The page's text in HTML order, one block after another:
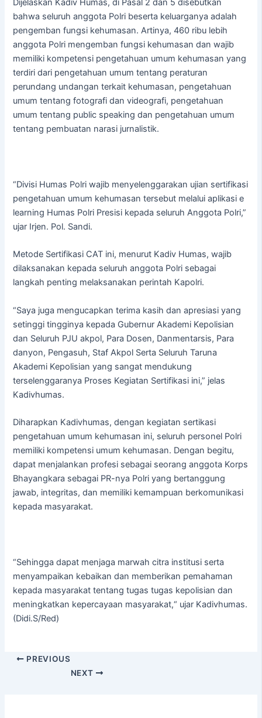
Dijelaskan Kadiv Humas, di Pasal 2 dan 5 disebutkan
bahwa seluruh anggota Polri beserta keluarganya adalah
pengemban fungsi kehumasan. Artinya, 460 ribu lebih
anggota Polri mengemban fungsi kehumasan dan wajib
memiliki kompetensi pengetahuan umum kehumasan yang
terdiri dari pengetahuan umum tentang peraturan
perundang undangan terkait kehumasan, pengetahuan
umum tentang fotografi dan videografi, pengetahuan
umum tentang public speaking dan pengetahuan umum
tentang pembuatan narasi jurnalistik.
“Divisi Humas Polri wajib menyelenggarakan ujian sertifikasi
pengetahuan umum kehumasan tersebut melalui aplikasi e
learning Humas Polri Presisi kepada seluruh Anggota Polri,”
ujar Irjen. Pol. Sandi.
Metode Sertifikasi CAT ini, menurut Kadiv Humas, wajib
dilaksanakan kepada seluruh anggota Polri sebagai
langkah penting melaksanakan perintah Kapolri.
“Saya juga mengucapkan terima kasih dan apresiasi yang
setinggi tingginya kepada Gubernur Akademi Kepolisian
dan Seluruh PJU akpol, Para Dosen, Danmentarsis, Para
danyon, Pengasuh, Staf Akpol Serta Seluruh Taruna
Akademi Kepolisian yang sangat mendukung
terselenggaranya Proses Kegiatan Sertifikasi ini,” jelas
Kadivhumas.
Diharapkan Kadivhumas, dengan kegiatan sertikasi
pengetahuan umum kehumasan ini, seluruh personel Polri
memiliki kompetensi umum kehumasan. Dengan begitu,
dapat menjalankan profesi sebagai seorang anggota Korps
Bhayangkara sebagai PR-nya Polri yang bertanggung
jawab, integritas, dan memiliki kemampuan berkomunikasi
kepada masyarakat.
“Sehingga dapat menjaga marwah citra institusi serta
menyampaikan kebaikan dan memberikan pemahaman
kepada masyarakat tentang tugas tugas kepolisian dan
meningkatkan kepercayaan masyarakat,“ ujar Kadivhumas.
(Didi.S/Red)
PREVIOUS
NEXT